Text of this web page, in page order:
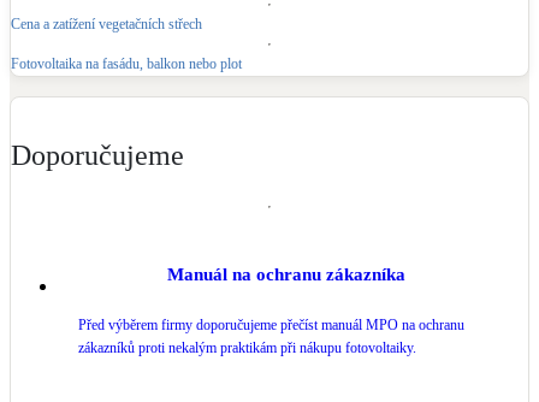
Cena a zatížení vegetačních střech
Fotovoltaika na fasádu, balkon nebo plot
Doporučujeme
Manuál na ochranu zákazníka
Před výběrem firmy doporučujeme přečíst manuál MPO na ochranu
zákazníků proti nekalým praktikám při nákupu fotovoltaiky.